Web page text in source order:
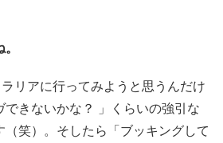
ラリアに行ってみようと思うんだけ
できないかな？ 」くらいの強引な
（笑）。そしたら「ブッキングして